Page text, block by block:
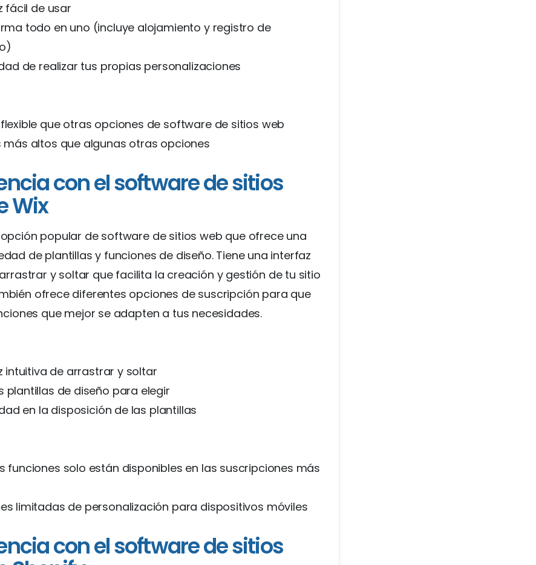
fácil de usar
todo en uno (incluye alojamiento y registro de
de realizar tus propias personalizaciones
que otras opciones de software de sitios web
más altos que algunas otras opciones
con el software de sitios
Wix
popular de software de sitios web que ofrece una
de plantillas y funciones de diseño. Tiene una interfaz
y soltar que facilita la creación y gestión de tu sitio
ofrece diferentes opciones de suscripción para que
que mejor se adapten a tus necesidades.
intuitiva de arrastrar y soltar
plantillas de diseño para elegir
en la disposición de las plantillas
funciones solo están disponibles en las suscripciones más
limitadas de personalización para dispositivos móviles
con el software de sitios